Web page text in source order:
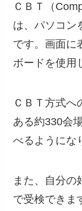
ＣＢＴ（
は、パソコン
です。画面に
ボードを使用
ＣＢＴ方式へ
ある約330会
べるようにな
また、自分の
で受検できま